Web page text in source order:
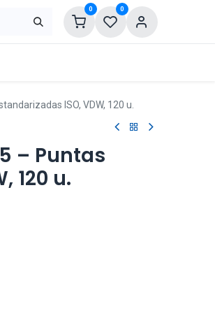
0 0
ISO, VDW, 120 u.
– Puntas
120 u.